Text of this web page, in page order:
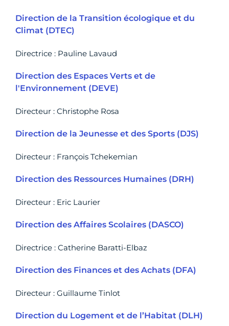
Direction de la Transition écologique et du
Climat (DTEC)
Directrice : Pauline Lavaud
Direction des Espaces Verts et de
l'Environnement (DEVE)
Directeur : Christophe Rosa
Direction de la Jeunesse et des Sports (DJS)
Directeur : François Tchekemian
Direction des Ressources Humaines (DRH)
Directeur : Eric Laurier
Direction des Affaires Scolaires (DASCO)
Directrice : Catherine Baratti-Elbaz
Direction des Finances et des Achats (DFA)
Directeur : Guillaume Tinlot
Direction du Logement et de l’Habitat (DLH)